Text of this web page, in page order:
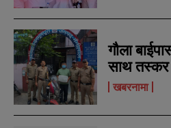
N
a
N
a
गौला
साथ तस्कर
खबरनामा